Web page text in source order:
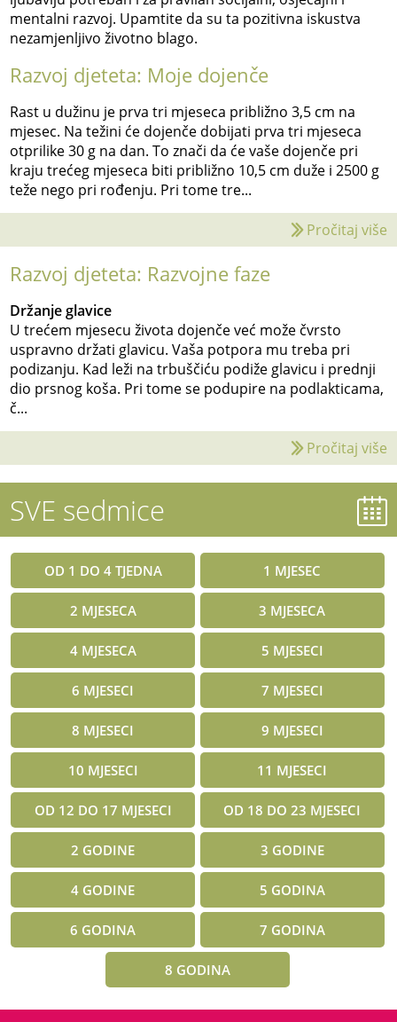
mentalni razvoj. Upamtite da su ta pozitivna iskustva
nezamjenljivo životno blago.
Razvoj djeteta: Moje dojenče
Rast u dužinu je prva tri mjeseca približno 3,5 cm na
mjesec. Na težini će dojenče dobijati prva tri mjeseca
otprilike 30 g na dan. To znači da će vaše dojenče pri
kraju trećeg mjeseca biti približno 10,5 cm duže i 2500 g
teže nego pri rođenju. Pri tome tre...
Pročitaj više
Razvoj djeteta: Razvojne faze
Držanje glavice
U trećem mjesecu života dojenče već može čvrsto
uspravno držati glavicu. Vaša potpora mu treba pri
podizanju. Kad leži na trbuščiću podiže glavicu i prednji
dio prsnog koša. Pri tome se podupire na podlakticama,
č...
Pročitaj više
SVE sedmice
OD 1 DO 4 TJEDNA 1 MJESEC
2 MJESECA 3 MJESECA
4 MJESECA 5 MJESECI
6 MJESECI 7 MJESECI
8 MJESECI 9 MJESECI
10 MJESECI 11 MJESECI
OD 12 DO 17 MJESECI OD 18 DO 23 MJESECI
2 GODINE 3 GODINE
4 GODINE 5 GODINA
6 GODINA 7 GODINA
8 GODINA